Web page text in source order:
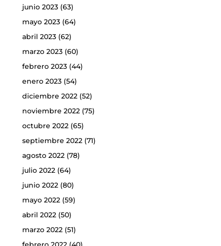
junio 2023(63)
mayo 2023(64)
abril 2023(62)
marzo 2023(60)
febrero 2023(44)
enero 2023(54)
diciembre 2022(52)
noviembre 2022(75)
octubre 2022(65)
septiembre 2022(71)
agosto 2022(78)
julio 2022(64)
junio 2022(80)
mayo 2022(59)
abril 2022(50)
marzo 2022(51)